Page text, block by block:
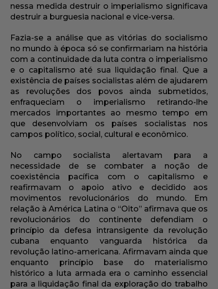
nessa medida destruir o imperialismo significava
destruir a burguesia nacional e vice-versa.
Fazia-se a análise que as vitórias do socialismo
no mundo à época só se confirmariam na história
com a continuidade da luta contra o imperialismo
e o capitalismo até sua liquidação final. Que a
existência de países socialistas além de ajudarem
as revoluções dos povos ainda submetidos,
enfraqueciam o imperialismo retirando-lhe
mercados importantes ao mesmo tempo em
que desenvolviam os países socialistas nos
campos político, social, cultural e econômico.
No campo socialista alertavam para a
necessidade de se combater a noção de
coexistência pacífica com o capitalismo e
reafirmavam o apoio ativo e decidido aos
movimentos revolucionários do mundo. Em
relação à América Latina o “Oito” afirmava que os
revolucionários do continente defendiam o
princípio da defesa intransigente da revolução
cubana enquanto vanguarda histórica da
revolução latino-americana. Afirmavam ainda que
enquanto princípio base do materialismo
histórico a luta armada era o caminho essencial
para a liquidação final da exploração do trabalho